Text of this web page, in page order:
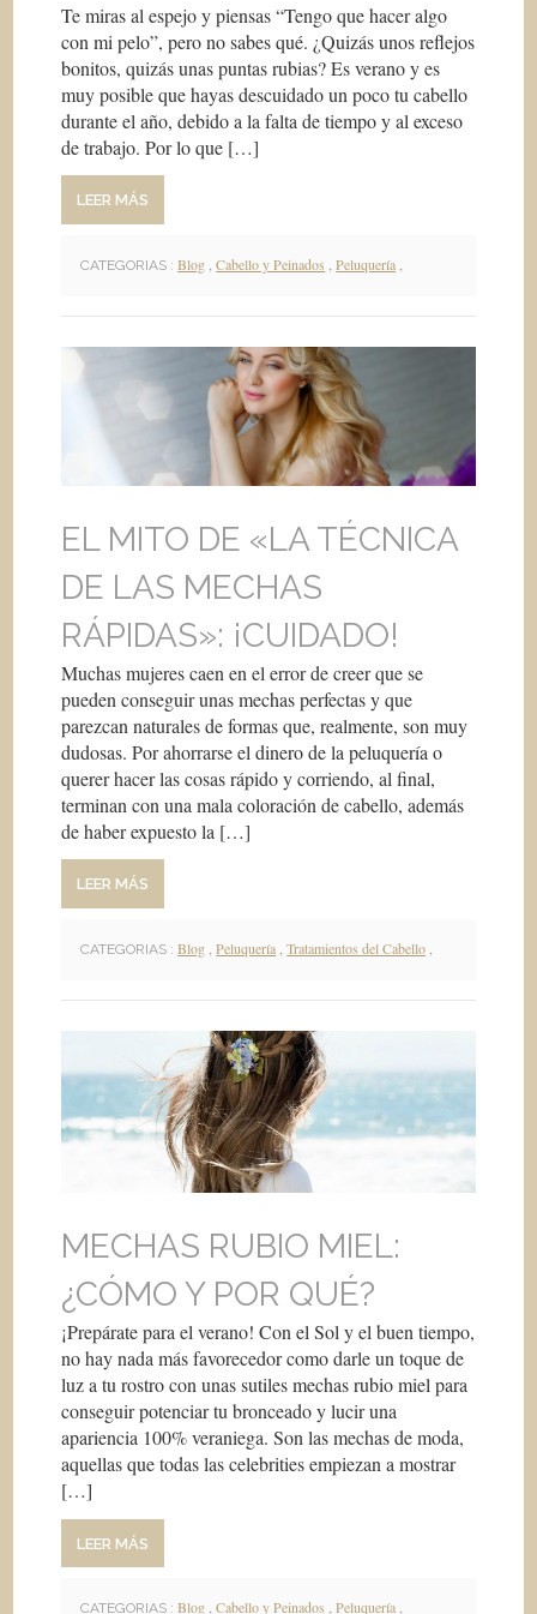
Te miras al espejo y piensas “Tengo que hacer algo
con mi pelo”, pero no sabes qué. ¿Quizás unos reflejos
bonitos, quizás unas puntas rubias? Es verano y es
muy posible que hayas descuidado un poco tu cabello
durante el año, debido a la falta de tiempo y al exceso
de trabajo. Por lo que […]
LEER MÁS
CATEGORIAS : Blog ,Cabello y Peinados ,Peluquería
EL MITO DE «LA TÉCNICA
DE LAS MECHAS
RÁPIDAS»: ¡CUIDADO!
Muchas mujeres caen en el error de creer que se
pueden conseguir unas mechas perfectas y que
parezcan naturales de formas que, realmente, son muy
dudosas. Por ahorrarse el dinero de la peluquería o
querer hacer las cosas rápido y corriendo, al final,
terminan con una mala coloración de cabello, además
de haber expuesto la […]
LEER MÁS
CATEGORIAS : Blog ,Peluquería ,Tratamientos del Cabello
MECHAS RUBIO MIEL:
¿CÓMO Y POR QUÉ?
¡Prepárate para el verano! Con el Sol y el buen tiempo,
no hay nada más favorecedor como darle un toque de
luz a tu rostro con unas sutiles mechas rubio miel para
conseguir potenciar tu bronceado y lucir una
apariencia 100% veraniega. Son las mechas de moda,
aquellas que todas las celebrities empiezan a mostrar
[…]
LEER MÁS
CATEGORIAS : Blog ,Cabello y Peinados ,Peluquería ,